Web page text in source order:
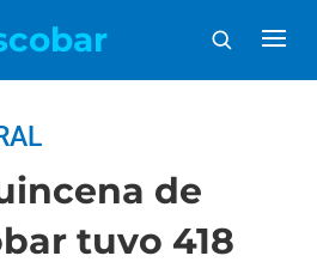
de
tuvo 418